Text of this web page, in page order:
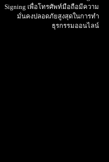
Signing เพื่อโทรศัพท์มือถือมีความ
มั่นคงปลอดภัยสูงสุดในการทำ
ธุรกรรมออนไลน์